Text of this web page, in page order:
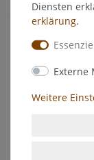
Hersteller
- Beste
- Farbe: rot
Diensten
erklärung.
Externe
Weitere